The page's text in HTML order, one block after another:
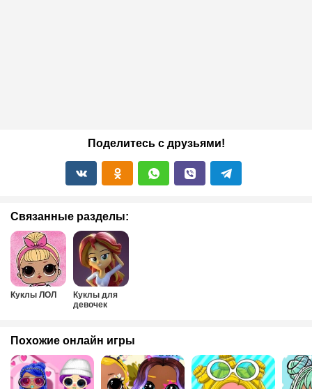
Поделитесь с друзьями!
Связанные разделы:
Куклы ЛОЛ
Куклы для
девочек
Похожие онлайн игры